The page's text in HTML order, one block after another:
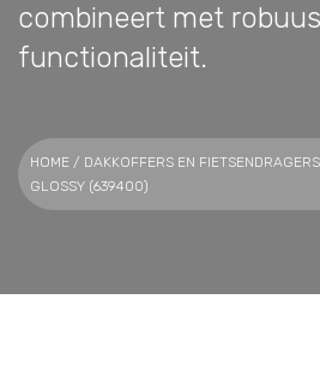
combineert met
functionaliteit.
HOME / DAKKOFFERS EN FIETSENDRAGERS
GLOSSY (639400)